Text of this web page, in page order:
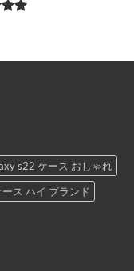
s22 ケース おしゃれ
ス ハイ ブランド